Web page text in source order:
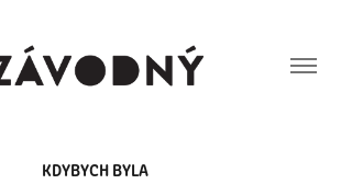
KDYBYCH BYLA